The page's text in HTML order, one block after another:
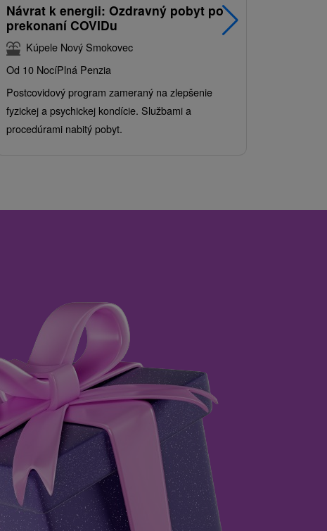
Návrat k energii: Ozdravný pobyt po
prekonaní COVIDu
Kúpele Nový Smokovec
Od 10 NocíPlná Penzia
Postcovidový program zameraný na zlepšenie
fyzickej a psychickej kondície. Službami a
procedúrami nabitý pobyt.